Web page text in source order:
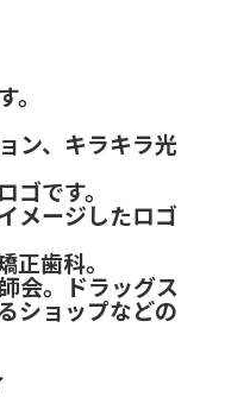
ン、キラキラ光
ゴです。
メージしたロゴ
歯科。
会。ドラッグス
ショップなどの